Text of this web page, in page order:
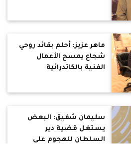
ماهر عزيز: أحلم بقائد روحي
شجاع يمسح الأعمال
الفنية بالكاتدرائية
سليمان شفيق: البعض
يستغل قضية دير
السلطان للهجوم على